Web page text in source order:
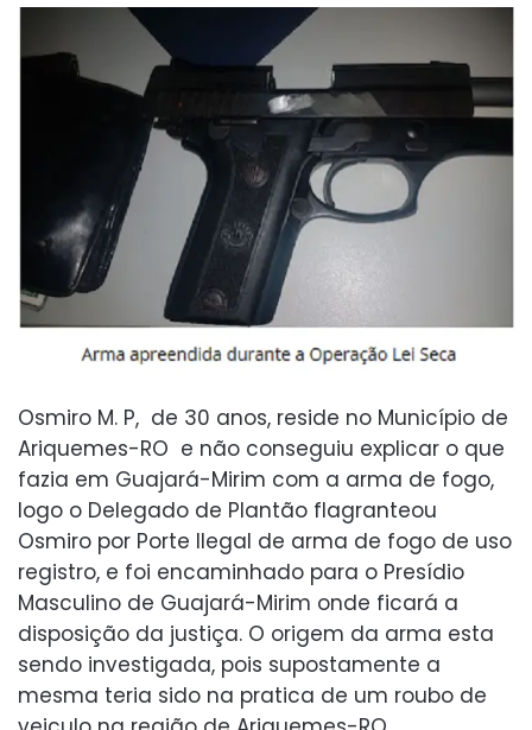
Osmiro M. P, de 30 anos, reside no Município de
Ariquemes-RO e não conseguiu explicar o que
fazia em Guajará-Mirim com a arma de fogo,
logo o Delegado de Plantão flagranteou
Osmiro por Porte Ilegal de arma de fogo de uso
registro, e foi encaminhado para o Presídio
Masculino de Guajará-Mirim onde ficará a
disposição da justiça. O origem da arma esta
sendo investigada, pois supostamente a
mesma teria sido na pratica de um roubo de